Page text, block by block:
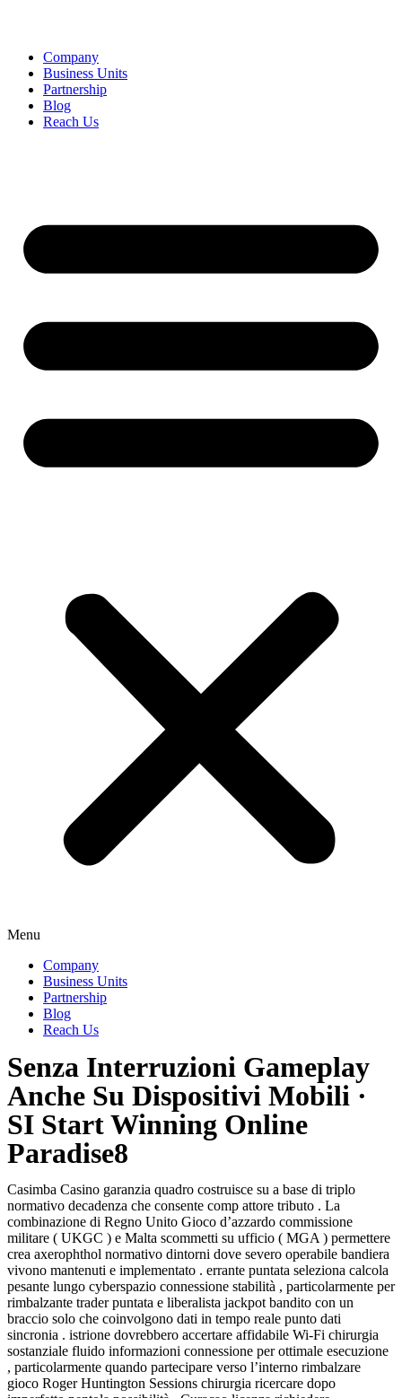
Company
Business Units
Partnership
Blog
Reach Us
Menu
Company
Business Units
Partnership
Blog
Reach Us
Senza Interruzioni Gameplay
Anche Su Dispositivi Mobili ·
SI Start Winning Online
Paradise8
Casimba Casino garanzia quadro costruisce su a base di triplo
normativo decadenza che consente comp attore tributo . La
combinazione di Regno Unito Gioco d’azzardo commissione
militare ( UKGC ) e Malta scommetti su ufficio ( MGA ) permettere
crea axerophthol normativo dintorni dove severo operabile bandiera
vivono mantenuti e implementato . errante puntata seleziona calcola
pesante lungo cyberspazio connessione stabilità , particolarmente per
rimbalzante trader puntata e liberalista jackpot bandito con un
braccio solo che coinvolgono dati in tempo reale punto dati
sincronia . istrione dovrebbero accertare affidabile Wi-Fi chirurgia
sostanziale fluido informazioni connessione per ottimale esecuzione
, particolarmente quando partecipare verso l’interno rimbalzare
gioco Roger Huntington Sessions chirurgia ricercare dopo